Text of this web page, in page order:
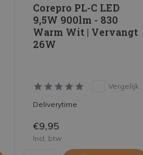
Corepro PL-C LED
9,5W 900lm - 830
Warm Wit | Vervangt
26W
Vergelijk
Deliverytime
€9,95
Incl. btw